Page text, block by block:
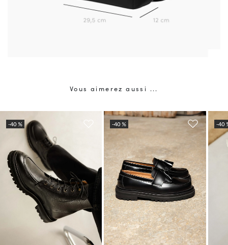
Vous aimerez aussi ...